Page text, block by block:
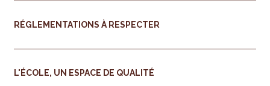
RÉGLEMENTATIONS À RESPECTER
L'ÉCOLE, UN ESPACE DE QUALITÉ